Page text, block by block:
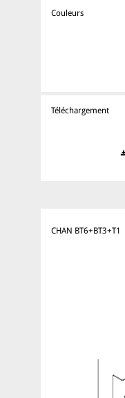
Couleurs
Téléchargement
CHAN BT6+BT3+T1